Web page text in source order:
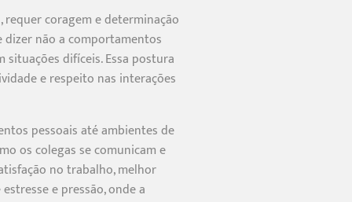
requer coragem e determinação
dizer não a comportamentos
difíceis. Essa postura
e respeito nas interações
pessoais até ambientes de
os colegas se comunicam e
no trabalho, melhor
e pressão, onde a